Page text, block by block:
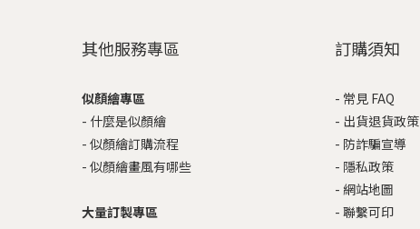
其他服務專區
似顏繪專區
- 什麼是似顏繪
- 似顏繪訂購流程
- 似顏繪畫風有哪些
大量訂製專區
訂購須知
- 常見 FAQ
- 出貨退貨政策
- 防詐騙宣導
- 隱私政策
- 網站地圖
- 聯繫可印